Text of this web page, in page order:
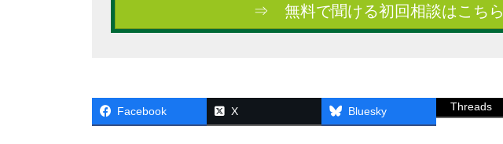
⇒ 無料で聞ける初回相談はこちら
Facebook X Bluesky Threads